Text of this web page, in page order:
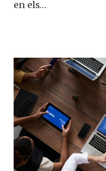
en els…